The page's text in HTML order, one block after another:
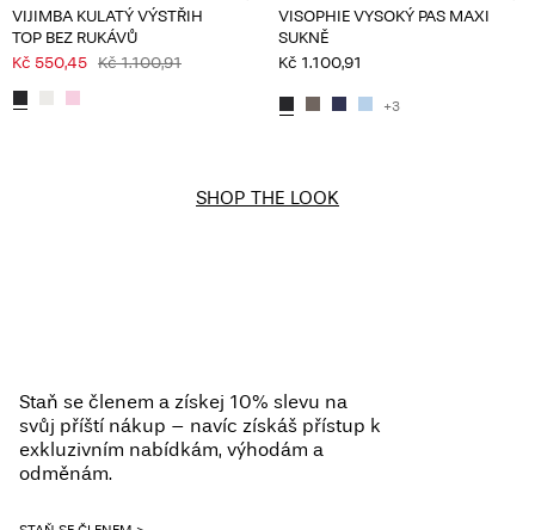
VIJIMBA KULATÝ VÝSTŘIH
TOP BEZ RUKÁVŮ
Kč 550,45 Kč 1.100,91
VISOPHIE VYSOKÝ PAS MAXI
SUKNĚ
Kč 1.100,91
+3
SHOP THE LOOK
Staň se členem a získej 10% slevu na
svůj příští nákup – navíc získáš přístup k
exkluzivním nabídkám, výhodám a
odměnám.